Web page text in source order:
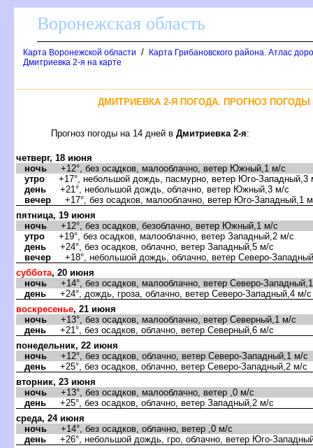
оронежская область
Карта Воронежской области /
Карта Грибановского района. Атлас
Дмитриевка 2-я на карте
ДМИТРИЕВКА 2-Я ПОГОДА. ПРОГНОЗ
Прогноз погоды на 14 дней Дмитриевка 2-я:
четверг, 18 июня
ночь +12°, без осадков, малооблачно, ветер Южный,1 м/с
утро +17°, небольшой дождь, пасмурно, ветер Юго-Западный,3
день +21°, небольшой дождь, облачно, ветер Южный,3 м/с
ечер +17°, без осадков, малооблачно, ветер Юго-Западный,1
пятница, 19 июня
ночь +12°, без осадков, безоблачно, ветер Южный,1 м/с
утро +19°, без осадков, малооблачно, ветер Западный,2 м/с
день +24°, без осадков, облачно, ветер Западный,5 м/с
ечер +18°, небольшой дождь, облачно, ветер Северо-
суббота, 20 июня
ночь +14°, без осадков, малооблачно, ветер Северо-
день +24°, дождь, гроза, облачно, ветер Северо-Западный,4 м/с
оскресенье, 21 июня
ночь +13°, без осадков, малооблачно, ветер Северный,1 м/с
день +21°, без осадков, облачно, ветер Северный,6 м/с
понедельник, 22 июня
ночь +12°, без осадков, облачно, ветер Северо-Западный,1 м/с
день +25°, без осадков, облачно, ветер Северо-Западный,2 м/с
торник, 23 июня
ночь +13°, без осадков, малооблачно, ветер ,0 м/с
день +25°, без осадков, облачно, ветер Западный,2 м/с
среда, 24 июня
ночь +14°, без осадков, облачно, ветер ,0 м/с
день +26°, небольшой дождь, гро, облачно, ветер Юго-